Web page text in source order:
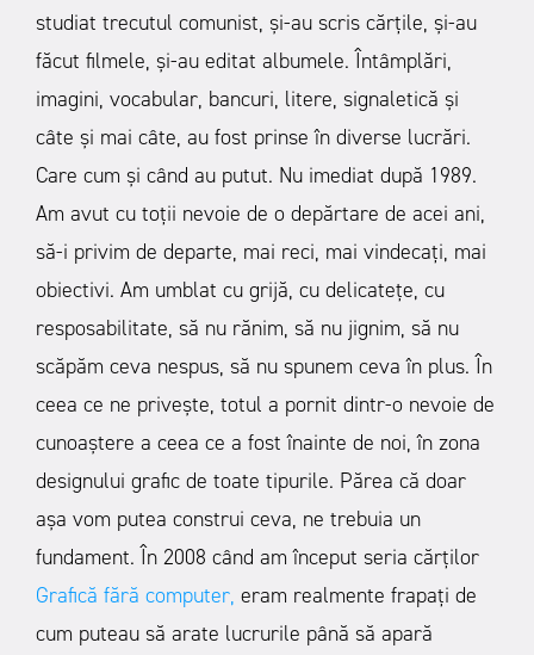
studiat trecutul comunist, și-au scris cărțile, și-au
făcut filmele, și-au editat albumele. Întâmplări,
imagini, vocabular, bancuri, litere, signaletică și
câte și mai câte, au fost prinse în diverse lucrări.
Care cum și când au putut. Nu imediat după 1989.
Am avut cu toții nevoie de o depărtare de acei ani,
să-i privim de departe, mai reci, mai vindecați, mai
obiectivi. Am umblat cu grijă, cu delicatețe, cu
resposabilitate, să nu rănim, să nu jignim, să nu
scăpăm ceva nespus, să nu spunem ceva în plus. În
ceea ce ne privește, totul a pornit dintr-o nevoie de
cunoaștere a ceea ce a fost înainte de noi, în zona
designului grafic de toate tipurile. Părea că doar
așa vom putea construi ceva, ne trebuia un
fundament. În 2008 când am început seria cărților
Grafică fără computer, eram realmente frapați de
cum puteau să arate lucrurile până să apară